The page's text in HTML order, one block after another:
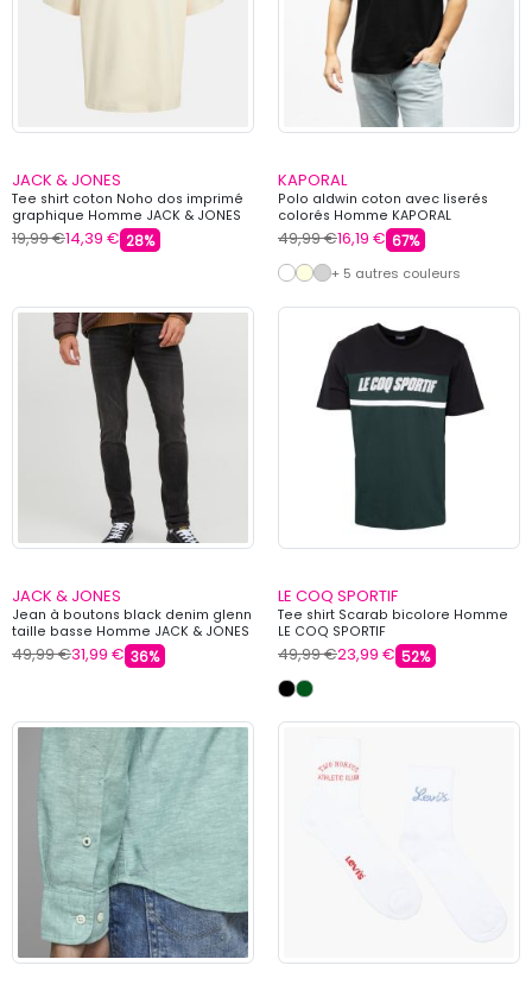
JACK & JONES
Tee shirt coton Noho dos imprimé
graphique Homme JACK & JONES
19,99 €14,39 € 28%
KAPORAL
Polo aldwin coton avec liserés
colorés Homme KAPORAL
49,99 €16,19 € 67%
+ 5 autres couleurs
JACK & JONES
Jean à boutons black denim glenn
taille basse Homme JACK & JONES
49,99 €31,99 € 36%
LE COQ SPORTIF
Tee shirt Scarab bicolore Homme
LE COQ SPORTIF
49,99 €23,99 € 52%